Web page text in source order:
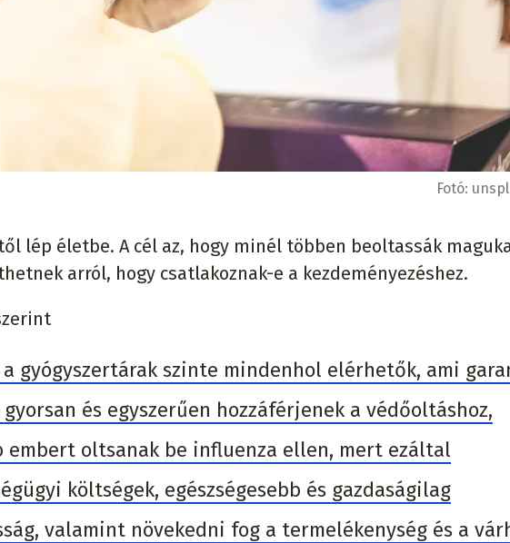
Fotó:
lép életbe. A cél az, hogy minél többen beoltassák
arról, hogy csatlakoznak-e a kezdeményezéshez.
gyógyszertárak szinte mindenhol elérhetők, ami
és egyszerűen hozzáférjenek a védőoltáshoz,
embert oltsanak be influenza ellen, mert ezáltal
költségek, egészségesebb és gazdaságilag
valamint növekedni fog a termelékenység és a